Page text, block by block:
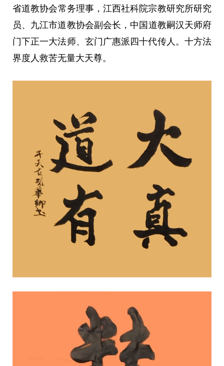
省道教协会常务理事，江西社科院宗教研究所研究
员、九江市道教协会副 会长 ， 中国 道教嗣汉天师府
门下正一大法师、玄门广惠派四十代传人。十方法
界度人救苦无量大天尊。